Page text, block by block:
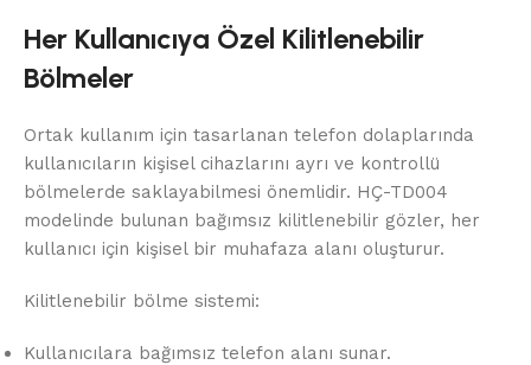
Her Kullanıcıya Özel Kilitlenebilir
Bölmeler
Ortak kullanım için tasarlanan telefon dolaplarında
kullanıcıların kişisel cihazlarını ayrı ve kontrollü
bölmelerde saklayabilmesi önemlidir. HÇ-TD004
modelinde bulunan bağımsız kilitlenebilir gözler, her
kullanıcı için kişisel bir muhafaza alanı oluşturur.
Kilitlenebilir bölme sistemi:
Kullanıcılara bağımsız telefon alanı sunar.